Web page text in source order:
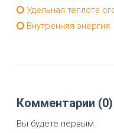
Удельная теплота
Внутренняя энергия
Комментарии (0)
Вы будете первым.